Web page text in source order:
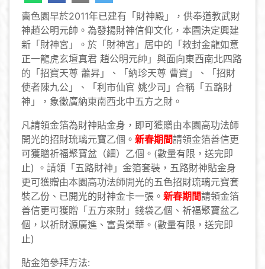
嗇色園早於2011年已建有「財神殿」，供奉道教武財
神趙公明元帥。為發揚財神信仰文化，本園決定興建
新「財神宮」。於「財神宮」居中的「敕封金龍如意
正一龍虎玄壇真君 趙公明元帥」與面向東西南北四路
的「招寶天尊 蕭昇」、「納珍天尊 曹寶」、「招財
使者陳九公」、「利市仙官 姚少司」合稱「五路財
神」，象徵廣納東南西北中五方之財。
凡請領金箔為財神貼金身，即可獲贈由本園高功法師
開光的招財琉璃元寶乙個。 新春期間請領金箔善信更
可獲贈祈福聚寶盆（細）乙個。(數量有限，送完即
止) 。請領「五路財神」金箔套裝，五路財神貼金身
更可獲贈由本園高功法師開光的五色招財琉璃元寶套
裝乙份、已開光的財神金卡一張。 新春期間請領金箔
善信更可獲贈「五方來財」錢袋乙個、祈福聚寶盆乙
個，以祈財源廣進、富貴榮華。(數量有限，送完即
止)
貼金箔參拜方法: